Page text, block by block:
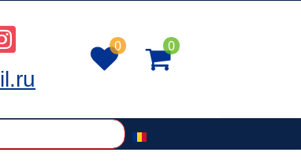
0 0